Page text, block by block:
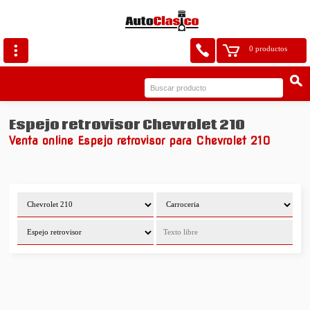
0 productos
Espejo retrovisor Chevrolet 210
Venta online Espejo retrovisor para Chevrolet 210